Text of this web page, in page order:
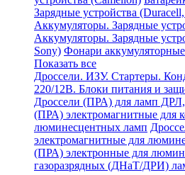
Зарядные устройства
Аккумуляторы. Зарядные
Аккумуляторы. Зарядные
Sony) Фонари
Показать все
Дроссели. ИЗУ. Стартеры.
220/12В. Блоки питания и
Дроссели (ПРА) для ламп
(ПРА) электромагнитные для
люминесцентных ламп
электромагнитные для
(ПРА) электронные для
газоразрядных (ДНаТ/ДРИ)